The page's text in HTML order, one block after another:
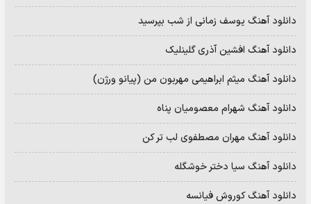
دانلود آهنگ یوسف زمانی از شب بپرسید
دانلود آهنگ افشین آذری گلینلیک
دانلود آهنگ میثم ابراهیمی مهربون من (پیانو ورژن)
دانلود آهنگ شهرام معصومیان پناه
دانلود آهنگ مهران مصطفوی لب تر کن
دانلود آهنگ سیا دختر خوشگله
دانلود آهنگ کوروش فیانسه